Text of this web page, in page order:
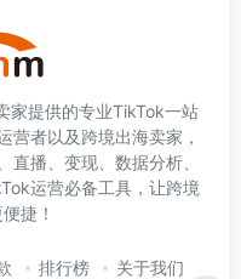
家提供的专业TikTok一站
营者以及跨境出海卖家，
播、变现、数据分析、
运营必备工具，让跨境
捷！
排行榜 关于我们